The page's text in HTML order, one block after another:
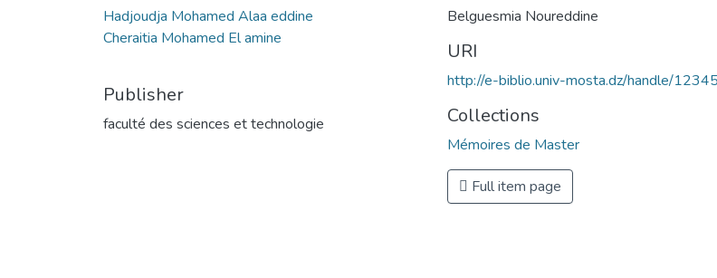
Hadjoudja Mohamed Alaa eddine
Cheraitia Mohamed El amine
Publisher
faculté des sciences et technologie
Belguesmia Noureddine
URI
http://e-biblio.univ-mosta.dz/handle/
Collections
Mémoires de Master
Full item page